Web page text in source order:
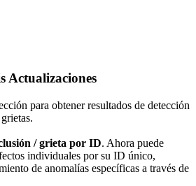
Actualizaciones
para obtener resultados de detección
/ grieta por ID. Ahora puede
individuales por su ID único,
de anomalías específicas a través de